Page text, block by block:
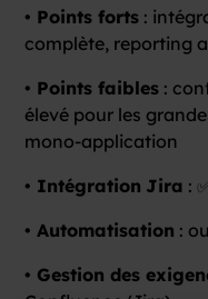
• Points forts :
complète, reporting
• Points faibles :
élevé pour les
mono-application
• Intégration Jira :
• Automatisation :
• Gestion des